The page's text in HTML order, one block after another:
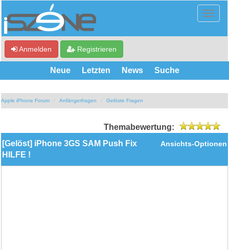
Anmelden Registrieren
Neue Letzten News Suche
Apple iPhone Forum Anfängerfragen Gelöste Fragen
Themabewertung:
Ansichts-Optionen
[Gelöst] iPhone 3GS SAM Push Fix
HILFE !